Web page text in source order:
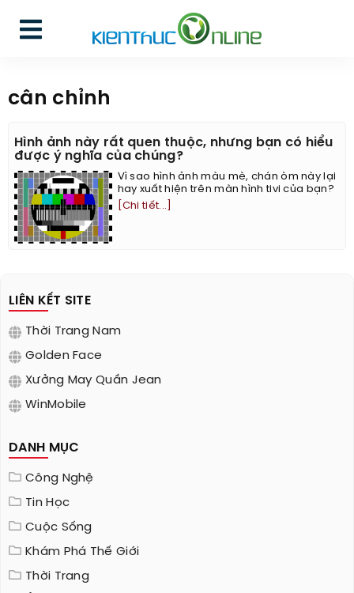
cân chỉnh
Hình ảnh này rất quen thuộc, nhưng bạn có hiểu
được ý nghĩa của chúng?
Vì sao hình ảnh màu mè, chán òm này lại
hay xuất hiện trên màn hình tivi của bạn?
[Chi tiết...]
LIÊN KẾT SITE
Thời Trang Nam
Golden Face
Xưởng May Quần Jean
WinMobile
DANH MỤC
Công Nghệ
Tin Học
Cuộc Sống
Khám Phá Thế Giới
Thời Trang